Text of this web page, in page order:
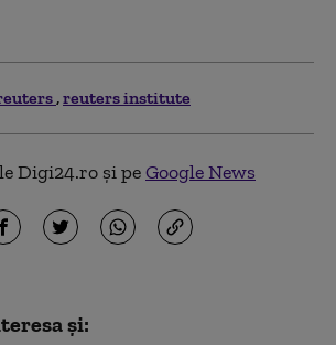
reuters institute
Digi24.ro și peGoogle News
și: